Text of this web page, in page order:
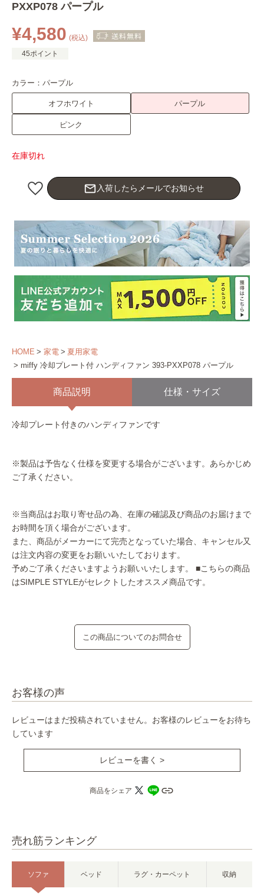
PXXP078 パープル
¥4,580 (税込)
45ポイント
カラー： パープル
オフホワイト パープル
ピンク
在庫切れ
mail_outline入荷したらメールでお知らせ
売れ筋ランキング
ソファ ベッド ラグ・カーペット 収納
HOME 家電
夏用家電
miffy 冷却プレート付 ハンディファン 393-PXXP078 パープル
商品説明 仕様・サイズ
冷却プレート付きのハンディファンです
※製品は予告なく仕様を変更する場合がございます。あらかじめ
ご了承ください。
※当商品はお取り寄せ品の為、在庫の確認及び商品のお届けまで
お時間を頂く場合がございます。
また、商品がメーカーにて完売となっていた場合、キャンセル又
は注文内容の変更をお願いいたしております。
予めご了承くださいますようお願いいたします。 ■こちらの商品
はSIMPLE STYLEがセレクトしたオススメ商品です。
この商品についてのお問合せ
お客様の声
レビューはまだ投稿されていません。お客様のレビューをお待ち
しています
レビューを書く >
商品をシェア